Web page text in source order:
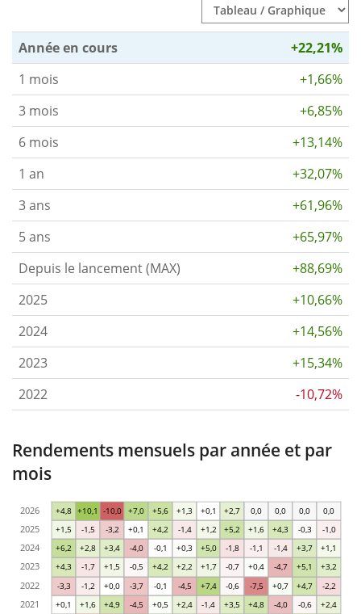
Année en cours
+22,21%
1 mois
+1,66%
3 mois
+6,85%
6 mois
+13,14%
1 an
+32,07%
3 ans
+61,96%
5 ans
+65,97%
Depuis le lancement (MAX)
+88,69%
2025
+10,66%
2024
+14,56%
2023
+15,34%
2022
-10,72%
Rendements mensuels par année et par
mois
+0,1 +1,6 +4,9 -4,5 +0,5 +2,4 -1,4 +3,5 +4,8 -4,0 -0,6 +2,4
-3,3 -1,2 +0,0 -3,7 -0,1 -4,5 +7,4 -0,6 -7,5 +0,7 +4,7 -2,2
+4,3 -1,7 +1,5 -0,5 +4,2 +2,2 +1,7 -0,7 +0,4 -4,7 +5,1 +3,2
+6,2 +2,8 +3,4 -4,0 -0,1 +0,3 +5,0 -1,8 -1,1 -1,4 +3,7 +1,1
+1,5 -1,5 -3,2 +0,1 +4,2 -1,4 +1,2 +5,2 +1,6 +4,3 -0,3 -1,0
+4,8 +10,1 -10,0 +7,0 +5,6 +1,3 +0,1 +2,7 0,0 0,0 0,0 0,0
2021
2022
2023
2024
2025
2026